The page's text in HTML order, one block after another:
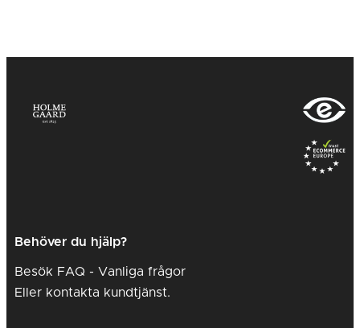
Behöver du hjälp?
Besök FAQ - Vanliga frågor
Eller kontakta kundtjänst.